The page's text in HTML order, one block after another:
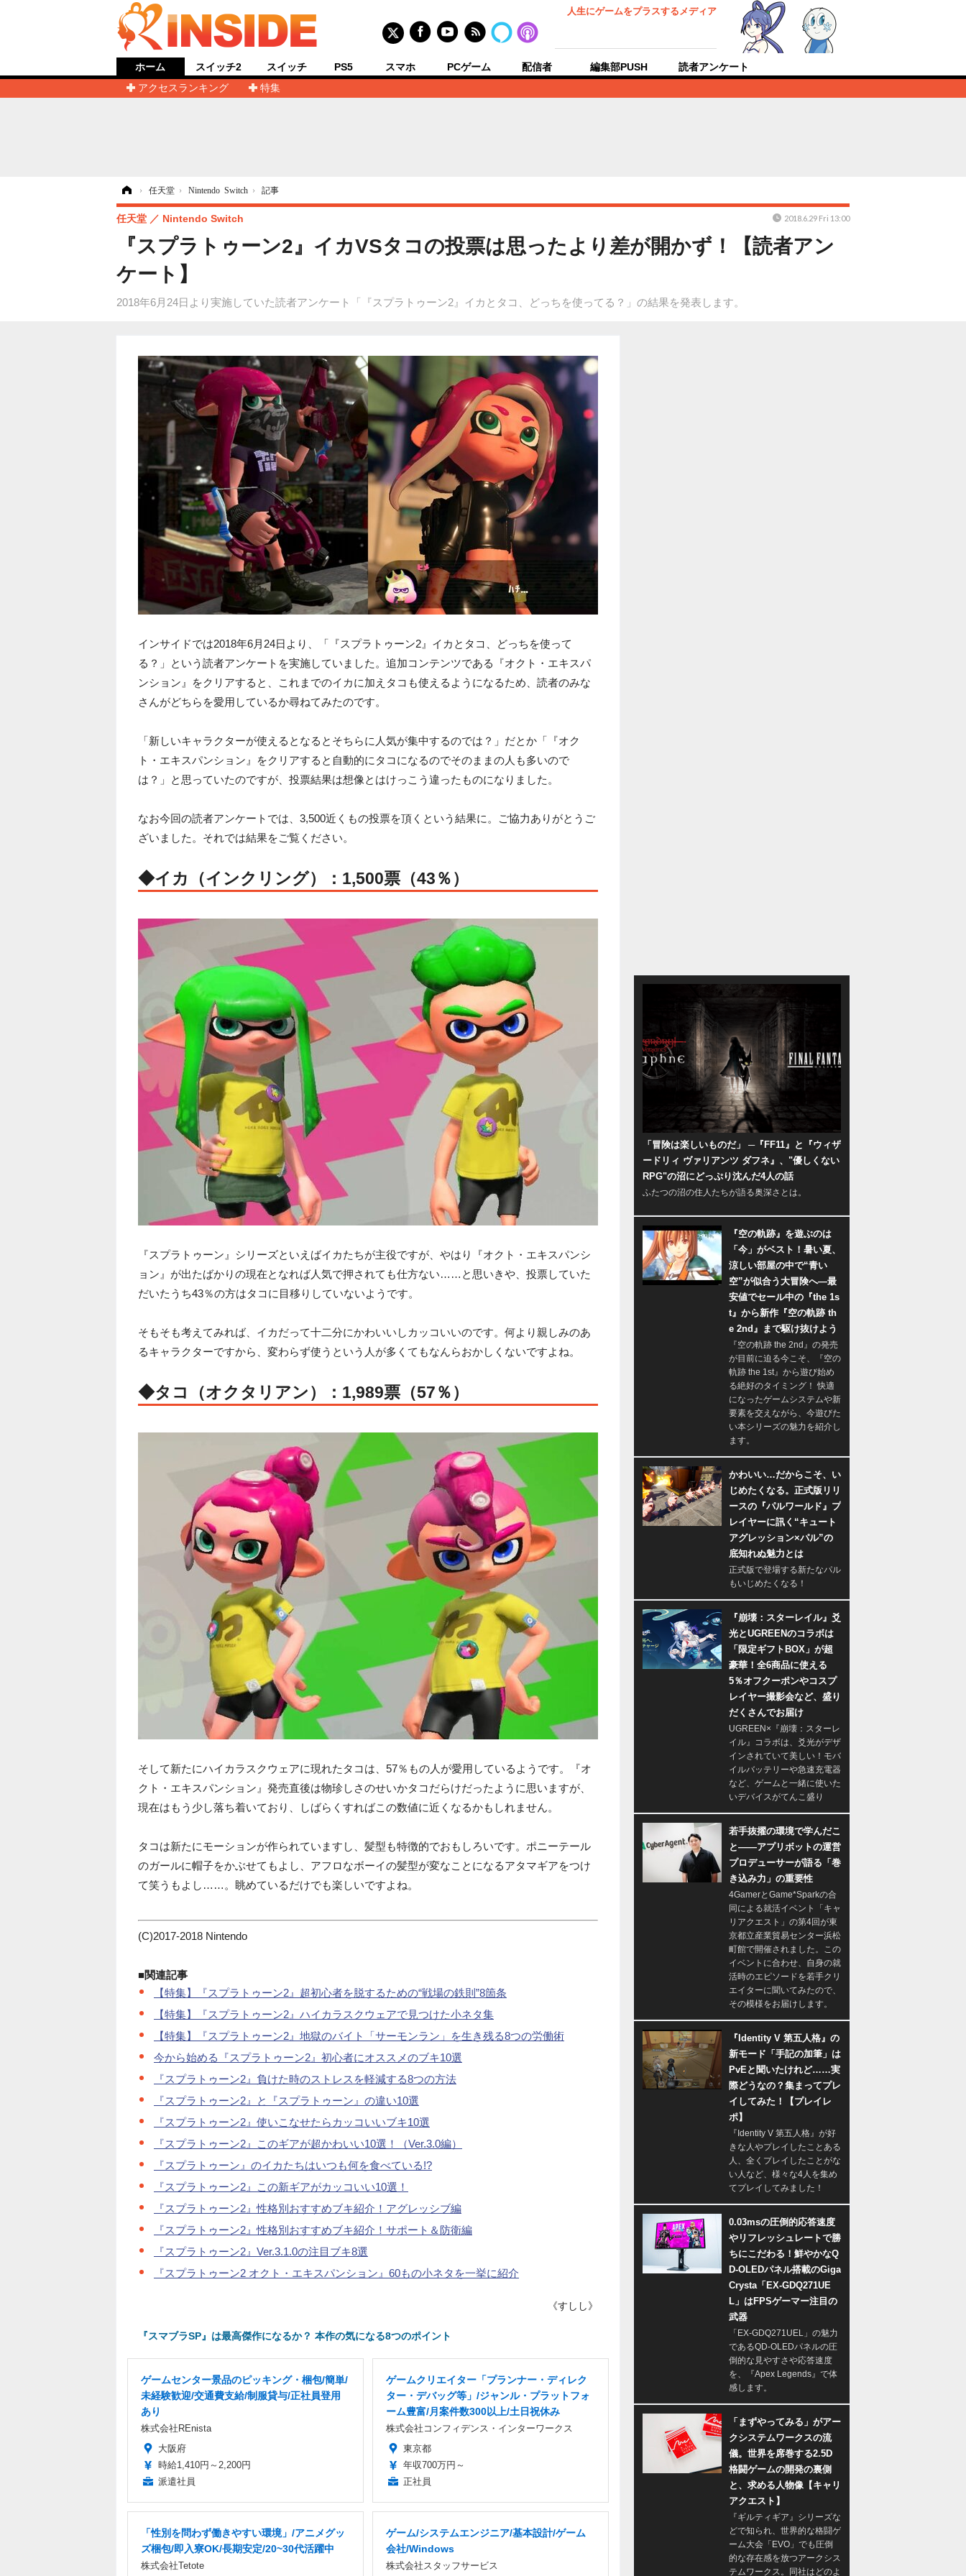
人生にゲームをプラスするメディア
ホーム
アクセスランキング
特集
スイッチ2 スイッチ PS5 スマホ PCゲーム 配信者 編集部PUSH 読者アンケート
› 任天堂 › Nintendo Switch › 記事
『スプラトゥーン2』イカVSタコの投票は思ったより差が開かず！【読者アン
ケート】
2018年6月24日より実施していた読者アンケート「『スプラトゥーン2』イカとタコ、どっちを使ってる？」の結果を発表します。
任天堂 Nintendo Switch 2018.6.29 Fri 13:00
インサイドでは2018年6月24日より、「『スプラトゥーン2』イカとタコ、どっちを使って
る？」という読者アンケートを実施していました。追加コンテンツである『オクト・エキスパ
ンション』をクリアすると、これまでのイカに加えタコも使えるようになるため、読者のみな
さんがどちらを愛用しているか尋ねてみたのです。
「新しいキャラクターが使えるとなるとそちらに人気が集中するのでは？」だとか「『オク
ト・エキスパンション』をクリアすると自動的にタコになるのでそのままの人も多いので
は？」と思っていたのですが、投票結果は想像とはけっこう違ったものになりました。
なお今回の読者アンケートでは、3,500近くもの投票を頂くという結果に。ご協力ありがとうご
ざいました。それでは結果をご覧ください。
◆イカ（インクリング）：1,500票（43％）
『スプラトゥーン』シリーズといえばイカたちが主役ですが、やはり『オクト・エキスパンシ
ョン』が出たばかりの現在となれば人気で押されても仕方ない……と思いきや、投票していた
だいたうち43％の方はタコに目移りしていないようです。
そもそも考えてみれば、イカだって十二分にかわいいしカッコいいのです。何より親しみのあ
るキャラクターですから、変わらず使うという人が多くてもなんらおかしくないですよね。
◆タコ（オクタリアン）：1,989票（57％）
そして新たにハイカラスクウェアに現れたタコは、57％もの人が愛用しているようです。『オ
クト・エキスパンション』発売直後は物珍しさのせいかタコだらけだったように思いますが、
現在はもう少し落ち着いており、しばらくすればこの数値に近くなるかもしれません。
タコは新たにモーションが作られていますし、髪型も特徴的でおもしろいです。ポニーテール
のガールに帽子をかぶせてもよし、アフロなボーイの髪型が変なことになるアタマギアをつけ
て笑うもよし……。眺めているだけでも楽しいですよね。
(C)2017-2018 Nintendo
■関連記事
【特集】『スプラトゥーン2』超初心者を脱するための“戦場の鉄則”8箇条
【特集】『スプラトゥーン2』ハイカラスクウェアで見つけた小ネタ集
【特集】『スプラトゥーン2』地獄のバイト「サーモンラン」を生き残る8つの労働術
今から始める『スプラトゥーン2』初心者にオススメのブキ10選
『スプラトゥーン2』負けた時のストレスを軽減する8つの方法
『スプラトゥーン2』と『スプラトゥーン』の違い10選
『スプラトゥーン2』使いこなせたらカッコいいブキ10選
『スプラトゥーン2』このギアが超かわいい10選！（Ver.3.0編）
『スプラトゥーン』のイカたちはいつも何を食べている!?
『スプラトゥーン2』この新ギアがカッコいい10選！
『スプラトゥーン2』性格別おすすめブキ紹介！アグレッシブ編
『スプラトゥーン2』性格別おすすめブキ紹介！サポート＆防衛編
『スプラトゥーン2』Ver.3.1.0の注目ブキ8選
『スプラトゥーン2 オクト・エキスパンション』60もの小ネタを一挙に紹介
《すしし》
『スマブラSP』は最高傑作になるか？ 本作の気になる8つのポイント
ゲームセンター景品のピッキング・梱包/簡単/
未経験歓迎/交通費支給/制服貸与/正社員登用
あり
株式会社REnista
大阪府
時給1,410円～2,200円
派遣社員
ゲームクリエイター「プランナー・ディレク
ター・デバッグ等」/ジャンル・プラットフォ
ーム豊富/月案件数300以上/土日祝休み
株式会社コンフィデンス・インターワークス
東京都
年収700万円～
正社員
「性別を問わず働きやすい環境」/アニメグッ
ズ梱包/即入寮OK/長期安定/20~30代活躍中
株式会社Tetote
ゲーム/システムエンジニア/基本設計/ゲーム
会社/Windows
株式会社スタッフサービス
「冒険は楽しいものだ」 ─『FF11』と『ウィザ
ードリィ ヴァリアンツ ダフネ』、"優しくない
RPG"の沼にどっぷり沈んだ4人の話
ふたつの沼の住人たちが語る奥深さとは。
『空の軌跡』を遊ぶのは
「今」がベスト！暑い夏、
涼しい部屋の中で“青い
空”が似合う大冒険へ―最
安値でセール中の『the 1s
t』から新作『空の軌跡 th
e 2nd』まで駆け抜けよう
『空の軌跡 the 2nd』の発売
が目前に迫る今こそ、『空の
軌跡 the 1st』から遊び始め
る絶好のタイミング！ 快適
になったゲームシステムや新
要素を交えながら、今遊びた
い本シリーズの魅力を紹介し
ます。
かわいい…だからこそ、い
じめたくなる。正式版リリ
ースの『パルワールド』プ
レイヤーに訊く“キュート
アグレッション×パル”の
底知れぬ魅力とは
正式版で登場する新たなパル
もいじめたくなる！
『崩壊：スターレイル』爻
光とUGREENのコラボは
「限定ギフトBOX」が超
豪華！全6商品に使える
5％オフクーポンやコスプ
レイヤー撮影会など、盛り
だくさんでお届け
UGREEN×『崩壊：スターレ
イル』コラボは、爻光がデザ
インされていて美しい！モバ
イルバッテリーや急速充電器
など、ゲームと一緒に使いた
いデバイスがてんこ盛り
若手抜擢の環境で学んだこ
と――アプリボットの運営
プロデューサーが語る「巻
き込み力」の重要性
4GamerとGame*Sparkの合
同による就活イベント「キャ
リアクエスト」の第4回が東
京都立産業貿易センター浜松
町館で開催されました。この
イベントに合わせ、自身の就
活時のエピソードを若手クリ
エイターに聞いてみたので、
その模様をお届けします。
『Identity V 第五人格』の
新モード「手記の加筆」は
PvEと聞いたけれど……実
際どうなの？集まってプレ
イしてみた！【プレイレ
ポ】
『Identity V 第五人格』が好
きな人やプレイしたことある
人、全くプレイしたことがな
い人など、様々な4人を集め
てプレイしてみました！
0.03msの圧倒的応答速度
やリフレッシュレートで勝
ちにこだわる！鮮やかなQ
D-OLEDパネル搭載のGiga
Crysta「EX-GDQ271UE
L」はFPSゲーマー注目の
武器
「EX-GDQ271UEL」の魅力
であるQD-OLEDパネルの圧
倒的な見やすさや応答速度
を、『Apex Legends』で体
感します。
「まずやってみる」がアー
クシステムワークスの流
儀。世界を席巻する2.5D
格闘ゲームの開発の裏側
と、求める人物像【キャリ
アクエスト】
『ギルティギア』シリーズな
どで知られ、世界的な格闘ゲ
ーム大会「EVO」でも圧倒
的な存在感を放つアークシス
テムワークス。同社はどのよ